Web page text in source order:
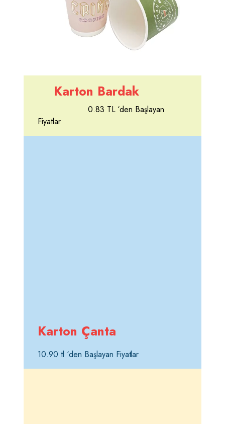
Karton Bardak
0.83 TL ‘den Başlayan
Fiyatlar
Karton Çanta
10.90 tl ‘den Başlayan Fiyatlar